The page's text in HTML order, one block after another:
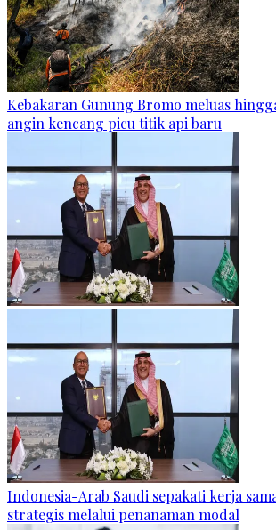
Kebakaran Gunung Bromo meluas
angin kencang picu titik api baru
Indonesia-Arab Saudi sepakati kerja
strategis melalui penanaman modal